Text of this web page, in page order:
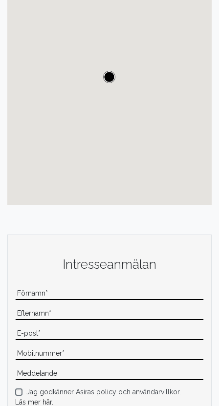
Intresseanmälan
Jag godkänner Asiras policy och användarvillkor.
Läs mer här.